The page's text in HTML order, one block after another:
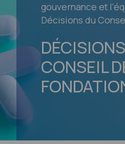
gouvernance et
Décisions du
CONSEIL